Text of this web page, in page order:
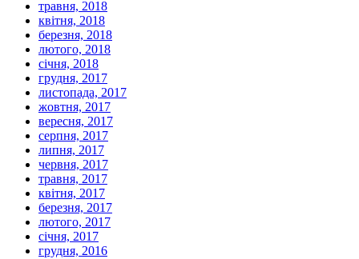
травня, 2018
квітня, 2018
березня, 2018
лютого, 2018
січня, 2018
грудня, 2017
листопада, 2017
жовтня, 2017
вересня, 2017
серпня, 2017
липня, 2017
червня, 2017
травня, 2017
квітня, 2017
березня, 2017
лютого, 2017
січня, 2017
грудня, 2016